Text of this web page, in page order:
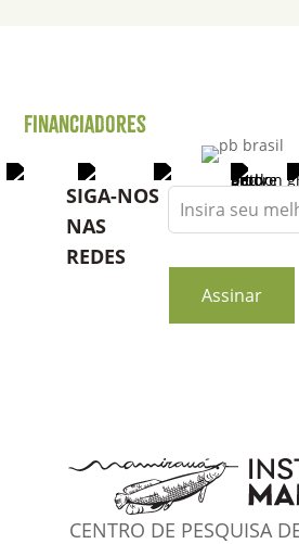
Financiadores
SIGA-NOS
NAS
REDES
Leave
this
blank
Assinar
CENTRO DE PESQUISA